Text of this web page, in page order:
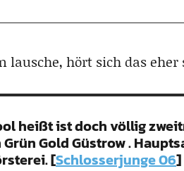
hört sich das eher
heißt ist doch völlig
Gold Güstrow .
[Schlosserjunge 06]